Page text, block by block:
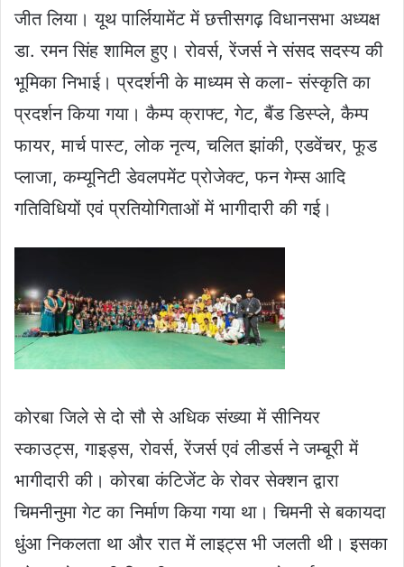
जीत लिया। यूथ पार्लियामेंट में छत्तीसगढ़ विधानसभा अध्यक्ष
डा. रमन सिंह शामिल हुए। रोवर्स, रेंजर्स ने संसद सदस्य की
भूमिका निभाई। प्रदर्शनी के माध्यम से कला- संस्कृति का
प्रदर्शन किया गया। कैम्प क्राफ्ट, गेट, बैंड डिस्प्ले, कैम्प
फायर, मार्च पास्ट, लोक नृत्य, चलित झांकी, एडवेंचर, फूड
प्लाजा, कम्यूनिटी डेवलपमेंट प्रोजेक्ट, फन गेम्स आदि
गतिविधियों एवं प्रतियोगिताओं में भागीदारी की गई।
कोरबा जिले से दो सौ से अधिक संख्या में सीनियर
स्काउट्स, गाइड्स, रोवर्स, रेंजर्स एवं लीडर्स ने जम्बूरी में
भागीदारी की। कोरबा कंटिजेंट के रोवर सेक्शन द्वारा
चिमनीनुमा गेट का निर्माण किया गया था। चिमनी से बकायदा
धुंआ निकलता था और रात में लाइट्स भी जलती थी। इसका